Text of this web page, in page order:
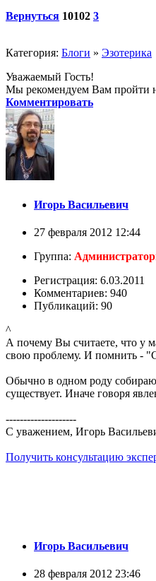
Вернуться 10102 3
Категория: Блоги » Эзотерика
Уважаемый Гость!
Мы рекомендуем Вам пройти
Комментировать
Игорь Васильевич
27 февраля 2012 12:44
Группа:
Регистрация: 6.03.2011
Комментариев: 940
Публикаций: 90
^
А почему Вы считаете, что у
свою проблему. И помнить -
Обычно в одном роду
существует. Иначе говоря
--------------------
С уважением, Игорь
Получить консультацию
Игорь Васильевич
28 февраля 2012 23:46